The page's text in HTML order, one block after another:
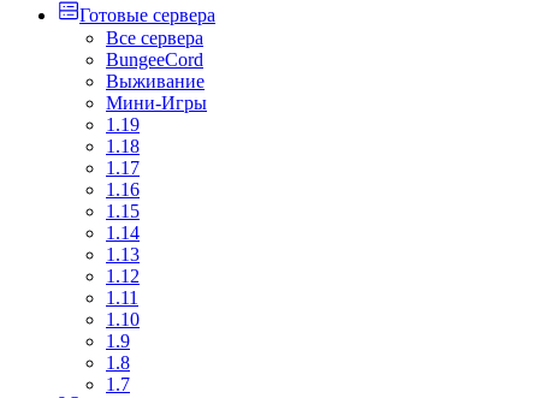
Готовые сервера
Все сервера
BungeeCord
Выживание
Мини-Игры
1.19
1.18
1.17
1.16
1.15
1.14
1.13
1.12
1.11
1.10
1.9
1.8
1.7